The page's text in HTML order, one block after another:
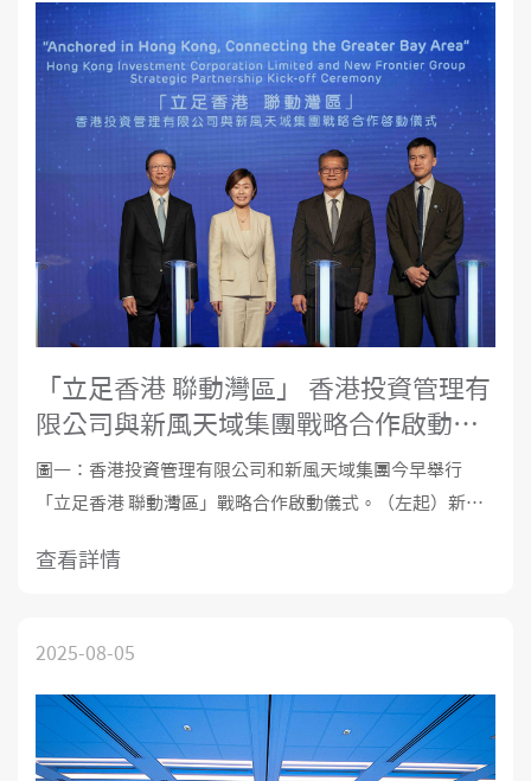
「立足香港 聯動灣區」 香港投資管理有
限公司與新風天域集團戰略合作啟動儀
式暨大灣區—全球醫療峰會
圖一：香港投資管理有限公司和新風天域集團今早舉行
「立足香港 聯動灣區」戰略合作啟動儀式。（左起）新風
有限公司行政總裁陳家齊女士、香港特別行政區政府財政
查看詳情
2025-08-05